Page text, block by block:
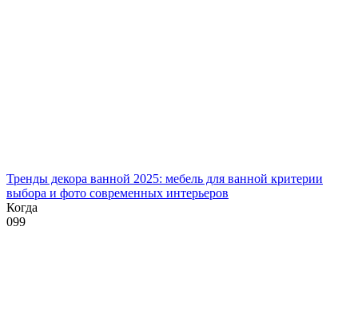
Тренды декора ванной 2025: мебель для ванной критерии
выбора и фото современных интерьеров
Когда
099